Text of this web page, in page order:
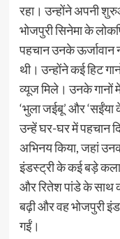
रहा। उन्होंने अपनी
भोजपुरी सिनेमा के
पहचान उनके ऊर्जावान
थी। उन्होंने कई हिट
व्यूज मिले। उनके गानों में
‘भुला जईबू’ और ‘सईंया
उन्हें घर-घर में पहचान
अभिनय किया, जहां
इंडस्ट्री के कई बड़े
और रितेश पांडे के साथ
बढ़ी और वह भोजपुरी
गईं।